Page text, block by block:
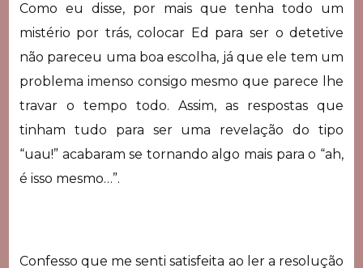
Como eu disse, por mais que tenha todo um
mistério por trás, colocar Ed para ser o detetive
não pareceu uma boa escolha, já que ele tem um
problema imenso consigo mesmo que parece lhe
travar o tempo todo. Assim, as respostas que
tinham tudo para ser uma revelação do tipo
“uau!” acabaram se tornando algo mais para o “ah,
é isso mesmo…”.
Confesso que me senti satisfeita ao ler a resolução